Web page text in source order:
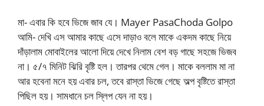
মা- এবার কি হবে ভিজে জাব যে। Mayer PasaChoda Golpo
আমি- দেখি এস আমার কাছে এসে দাড়াও বলে মাকে একদম কাছে নিয়ে
দাঁড়ালাম মোবাইলের আলো দিয়ে দেখে নিলাম বেশ বড় গাছে সহজে ভিজব
না। ৫/৭ মিনিট ঝিরি বৃষ্টি হল। তারপর থেমে গেল। মাকে বললাম মা না
আর হবেনা মনে হয় এবার চল, তবে রাস্তা ভিজে গেছে অল্প বৃষ্টিতে রাস্তা
পিছিল হয়। সামধানে চল স্লিপ যেন না হয়।